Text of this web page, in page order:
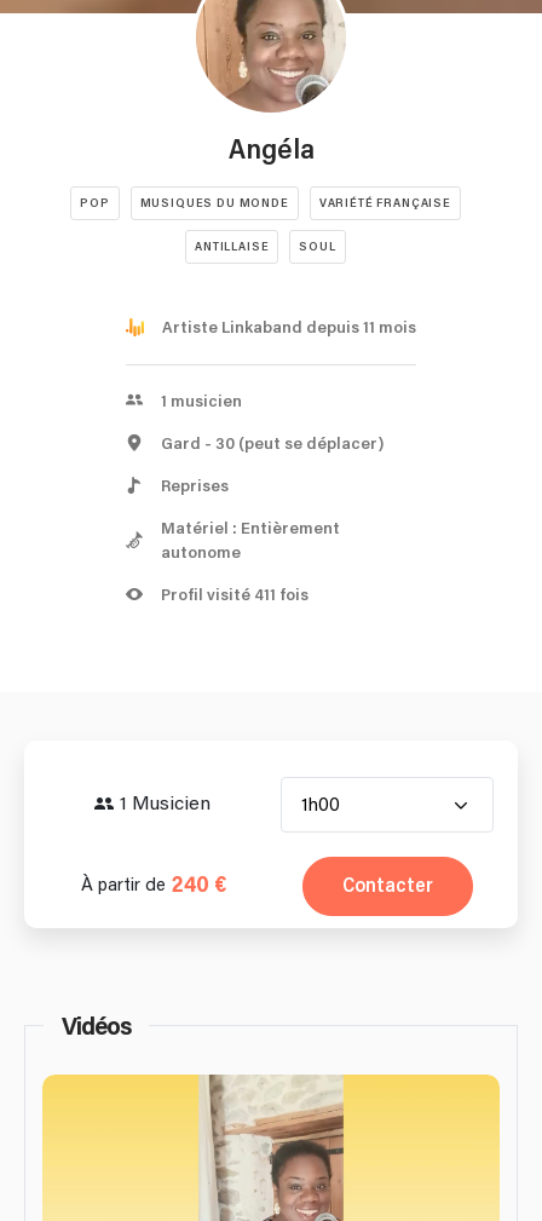
Angéla
POP MUSIQUES DU MONDE VARIÉTÉ FRANÇAISE
ANTILLAISE SOUL
Artiste Linkaband depuis 11 mois
1 musicien
Gard - 30 (peut se déplacer)
Reprises
Matériel : Entièrement
autonome
Profil visité 411 fois
1 Musicien 1h00
À partir de 240 € Contacter
Vidéos